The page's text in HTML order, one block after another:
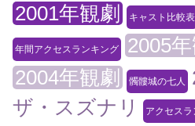
2001年観劇 キャスト比較表
年間アクセスランキング
2005年
2004年観劇
髑髏城の七人
ザ・スズナリ
アクセス